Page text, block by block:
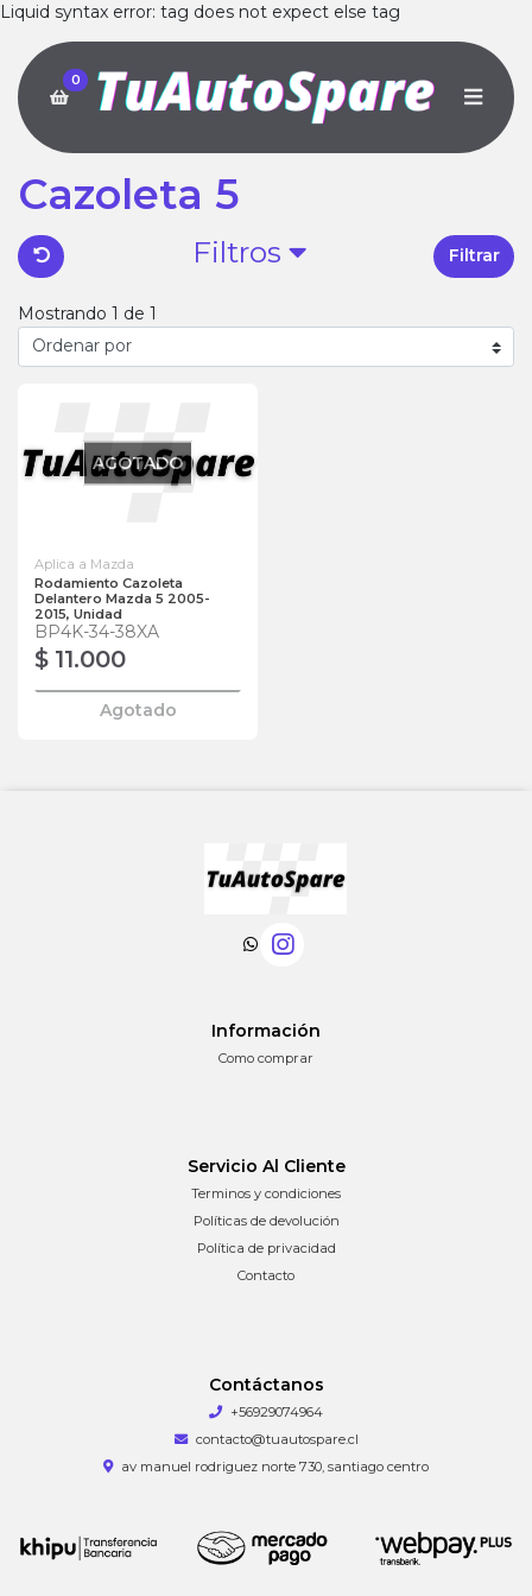
Liquid syntax error: tag does not expect else tag
0
Cazoleta 5
Filtros Filtrar
Mostrando 1 de 1
AGOTADO
Aplica a Mazda
Rodamiento Cazoleta
Delantero Mazda 5 2005-
2015, Unidad
BP4K-34-38XA
$ 11.000
Agotado
Información
Como comprar
Servicio Al Cliente
Terminos y condiciones
Políticas de devolución
Política de privacidad
Contacto
Contáctanos
+56929074964
contacto@tuautospare.cl
av manuel rodriguez norte 730, santiago centro